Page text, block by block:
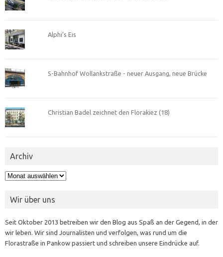
Alphi’s Eis
S-Bahnhof Wollankstraße - neuer Ausgang, neue Brücke
Christian Badel zeichnet den Florakiez (18)
Archiv
Archiv
Wir über uns
Seit Oktober 2013 betreiben wir den Blog aus Spaß an der Gegend, in der
wir leben. Wir sind Journalisten und verfolgen, was rund um die
Florastraße in Pankow passiert und schreiben unsere Eindrücke auf.